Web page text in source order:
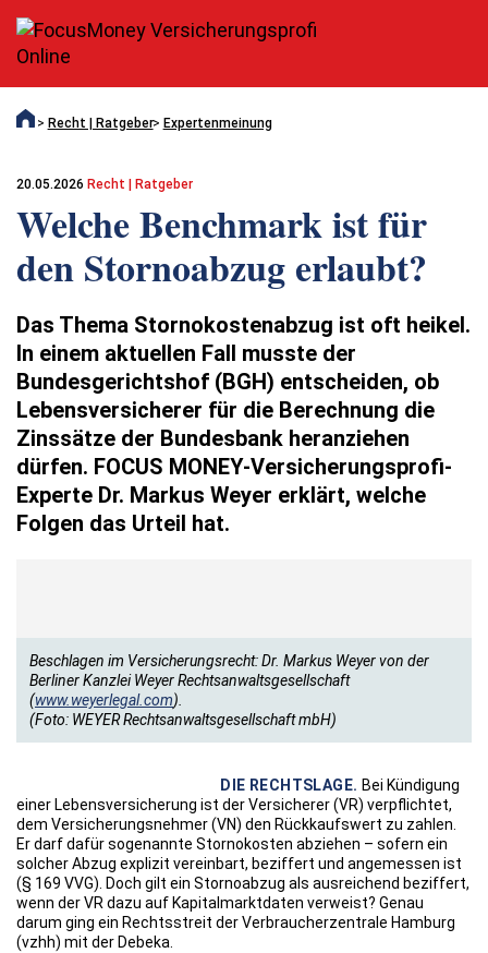
Recht | Ratgeber Expertenmeinung
20.05.2026 Recht | Ratgeber
Welche Benchmark ist für
den Stornoabzug erlaubt?
Das Thema Stornokostenabzug ist oft heikel.
In einem aktuellen Fall musste der
Bundesgerichtshof (BGH) entscheiden, ob
Lebensversicherer für die Berechnung die
Zinssätze der Bundesbank heranziehen
dürfen. FOCUS MONEY-Versicherungsprofi-
Experte Dr. Markus Weyer erklärt, welche
Folgen das Urteil hat.
Beschlagen im Versicherungsrecht: Dr. Markus Weyer von der
Berliner Kanzlei Weyer Rechtsanwaltsgesellschaft
(www.weyerlegal.com).
(Foto: WEYER Rechtsanwaltsgesellschaft mbH)
DIE RECHTSLAGE. Bei Kündigung
einer Lebensversicherung ist der Versicherer (VR) verpflichtet,
dem Versicherungsnehmer (VN) den Rückkaufswert zu zahlen.
Er darf dafür sogenannte Stornokosten abziehen – sofern ein
solcher Abzug explizit vereinbart, beziffert und angemessen ist
(§ 169 VVG). Doch gilt ein Stornoabzug als ausreichend beziffert,
wenn der VR dazu auf Kapitalmarktdaten verweist? Genau
darum ging ein Rechtsstreit der Verbraucherzentrale Hamburg
(vzhh) mit der Debeka.